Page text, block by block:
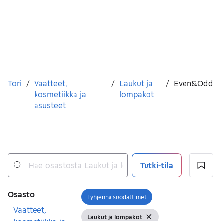
Olet tässä
Tori / Vaatteet,
kosmetiikka ja
asusteet
/ Laukut ja
lompakot
/ Even&Odd
Tutki-tila
Suodattimet
Osasto
Vaatteet,
Avaa suodatin
Tyhjennä suodattimet
Laukut ja lompakot